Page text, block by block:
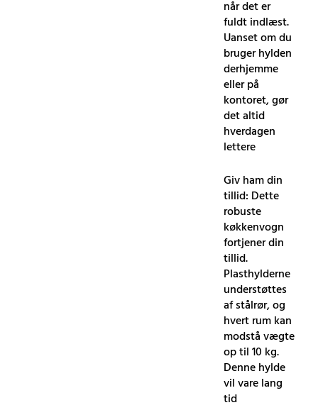
når det er
fuldt indlæst.
Uanset om du
bruger hylden
derhjemme
eller på
kontoret, gør
det altid
hverdagen
lettere
Giv ham din
tillid: Dette
robuste
køkkenvogn
fortjener din
tillid.
Plasthylderne
understøttes
af stålrør, og
hvert rum kan
modstå vægte
op til 10 kg.
Denne hylde
vil vare lang
tid